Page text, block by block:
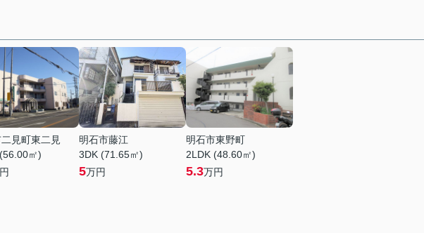
見町東二見
㎡)
明石市藤江
3DK (71.65㎡)
5万円
明石市東野町
2LDK (48.60㎡)
5.3万円